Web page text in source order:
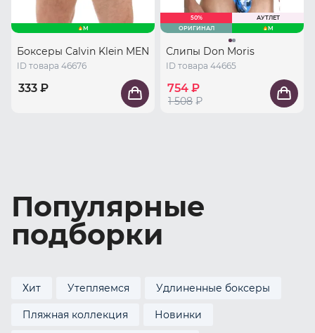
M
Боксеры Calvin Klein MEN
ID товара 46676
333 ₽
50%
АУТЛЕТ
ОРИГИНАЛ
M
Слипы Don Moris
ID товара 44665
754 ₽
1 508 ₽
Популярные
подборки
Хит Утепляемся Удлиненные боксеры
Пляжная коллекция Новинки